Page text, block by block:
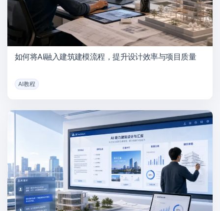
如何将AI融入建筑建模流程，提升设计效率与项目质量
AI教程